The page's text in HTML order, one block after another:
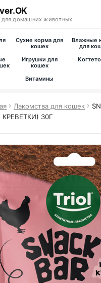
для домашних животных
Сухие корма для
кошек
Влажные
для
Игрушки для
кошек
Витамины
Лакомства для кошек
30Г